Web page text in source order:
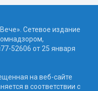
Сетевое издание
52606 от 25 января
на веб-сайте
в соответствии с